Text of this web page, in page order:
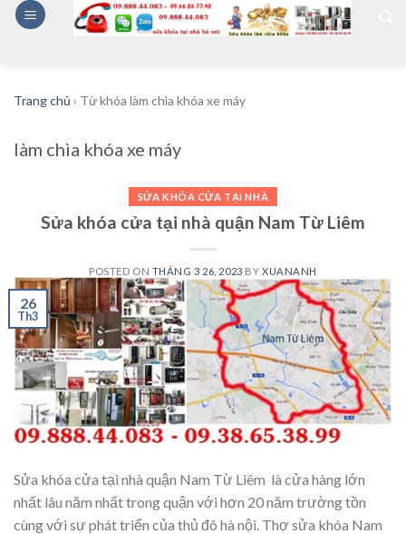
Skip
Trang chủ › Từ khóa làm chìa khóa xe máy
làm chìa khóa xe máy
SỬA KHÓA CỬA TẠI NHÀ
Sửa khóa cửa tại nhà quận Nam Từ Liêm
POSTED ON THÁNG 3 26, 2023 BY XUANANH
26
Th3
Sửa khóa cửa tại nhà quận Nam Từ Liêm là cửa hàng lớn
nhất lâu năm nhất trong quận với hơn 20 năm trường tồn
cùng với sự phát triển của thủ đô hà nội. Thợ sửa khóa Nam